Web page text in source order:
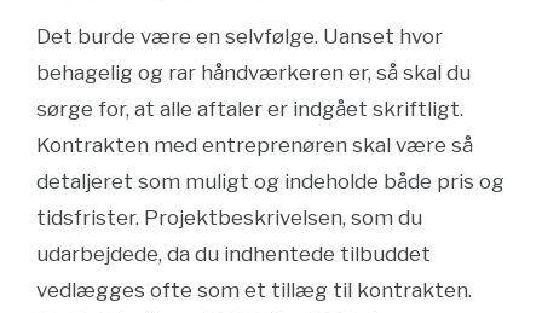
Det burde være en selvfølge. Uanset hvor
behagelig og rar håndværkeren er, så skal du
sørge for, at alle aftaler er indgået skriftligt.
Kontrakten med entreprenøren skal være så
detaljeret som muligt og indeholde både pris og
tidsfrister. Projektbeskrivelsen, som du
udarbejdede, da du indhentede tilbuddet
vedlægges ofte som et tillæg til kontrakten.